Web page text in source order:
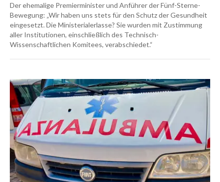
Der ehemalige Premierminister und Anführer der Fünf-Sterne-
Bewegung: „Wir haben uns stets für den Schutz der Gesundheit
eingesetzt. Die Ministerialerlasse? Sie wurden mit Zustimmung
aller Institutionen, einschließlich des Technisch-
Wissenschaftlichen Komitees, verabschiedet.“